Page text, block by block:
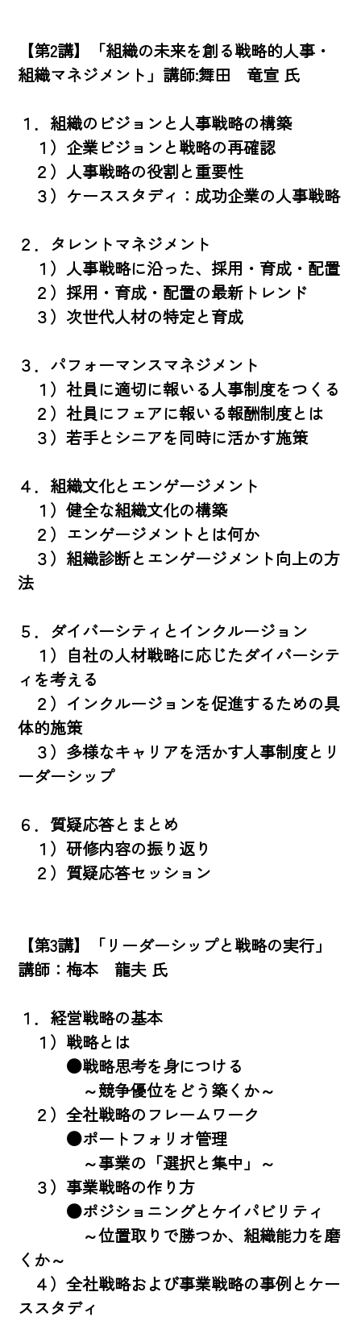
【第2講】「組織の未来を創る戦略的人事・
組織マネジメント」講師:舞田　竜宣 氏
１．組織のビジョンと人事戦略の構築
１）企業ビジョンと戦略の再確認
２）人事戦略の役割と重要性
３）ケーススタディ：成功企業の人事戦略
２．タレントマネジメント
１）人事戦略に沿った、採用・育成・配置
２）採用・育成・配置の最新トレンド
３）次世代人材の特定と育成
３．パフォーマンスマネジメント
１）社員に適切に報いる人事制度をつくる
２）社員にフェアに報いる報酬制度とは
３）若手とシニアを同時に活かす施策
４．組織文化とエンゲージメント
１）健全な組織文化の構築
２）エンゲージメントとは何か
３）組織診断とエンゲージメント向上の方
法
５．ダイバーシティとインクルージョン
１）自社の人材戦略に応じたダイバーシテ
ィを考える
２）インクルージョンを促進するための具
体的施策
３）多様なキャリアを活かす人事制度とリ
ーダーシップ
６．質疑応答とまとめ
１）研修内容の振り返り
２）質疑応答セッション
【第3講】「リーダーシップと戦略の実行」
講師：梅本　龍夫 氏
１．経営戦略の基本
１）戦略とは
●戦略思考を身につける
～競争優位をどう築くか～
２）全社戦略のフレームワーク
●ポートフォリオ管理
～事業の「選択と集中」～
３）事業戦略の作り方
●ポジショニングとケイパビリティ
～位置取りで勝つか、組織能力を磨
くか～
４）全社戦略および事業戦略の事例とケー
ススタディ